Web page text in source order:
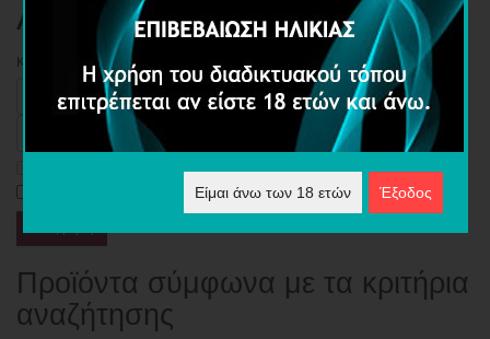
Αναζήτηση
Κριτήρια Αναζήτησης
Αναζήτηση στις περιγραφές προϊόντων
Προϊόντα σύμφωνα με τα κριτήρια
αναζήτησης
Είμαι άνω των 18 ετών Έξοδος